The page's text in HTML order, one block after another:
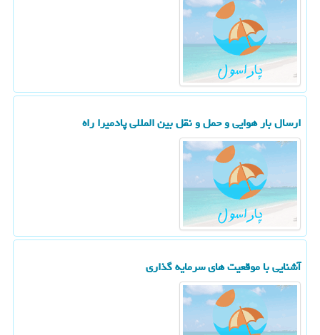
ارسال بار هوایی و حمل و نقل بین المللی پادمیرا راه
آشنایی با موقعیت های سرمایه گذاری